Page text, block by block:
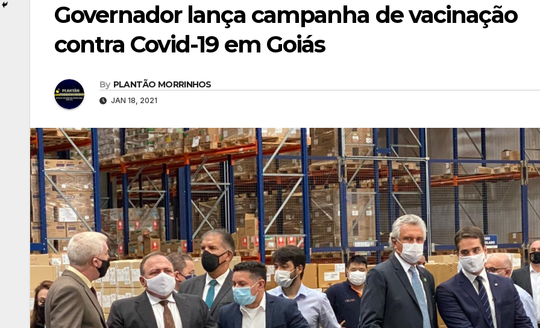
Governador lança campanha de vacinação
contra Covid-19 em Goiás
By PLANTÃO MORRINHOS
JAN 18, 2021